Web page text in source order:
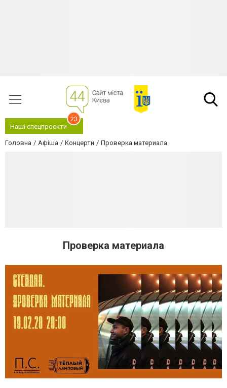
Наші спецпроєкти
23
Головна Афіша Концерти Проверка материала
Проверка материала